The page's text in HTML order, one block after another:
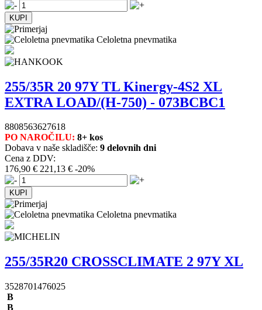
Celoletna pnevmatika
255/35R 20 97Y TL Kinergy-4S2 XL
EXTRA LOAD/(H-750) - 073BCBC1
8808563627618
PO NAROČILU: 8+ kos
Dobava v naše skladišče: 9 delovnih dni
Cena z DDV:
176,90 € 221,13 € -20%
Celoletna pnevmatika
255/35R20 CROSSCLIMATE 2 97Y XL
3528701476025
B
B